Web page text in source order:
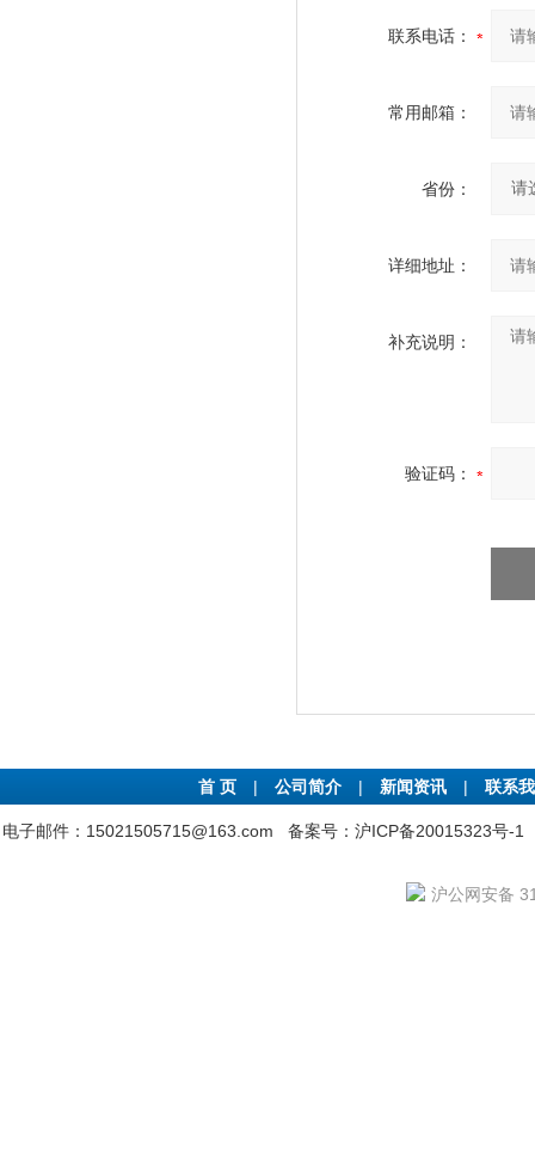
联系电话：
常用邮箱：
省份：
详细地址：
补充说明：
验证码：
首 页 | 公司简介 | 新闻资讯 | 联系
电子邮件：15021505715@163.com 备案号：沪ICP备20015323号-1
沪公网安备